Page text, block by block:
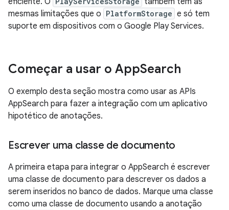
mesmas limitações que o PlatformStorage e só tem
suporte em dispositivos com o Google Play Services.
Começar a usar o AppSearch
O exemplo desta seção mostra como usar as APIs
AppSearch para fazer a integração com um aplicativo
hipotético de anotações.
Escrever uma classe de documento
A primeira etapa para integrar o AppSearch é escrever
uma classe de documento para descrever os dados a
serem inseridos no banco de dados. Marque uma classe
como uma classe de documento usando a anotação